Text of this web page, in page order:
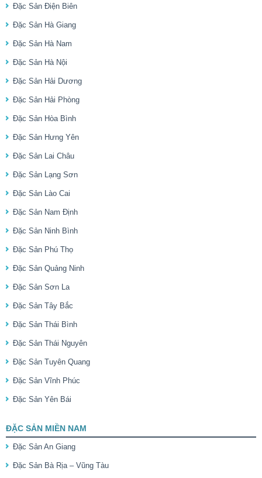
Đặc Sản Điện Biên
Đặc Sản Hà Giang
Đặc Sản Hà Nam
Đặc Sản Hà Nội
Đặc Sản Hải Dương
Đặc Sản Hải Phòng
Đặc Sản Hòa Bình
Đặc Sản Hưng Yên
Đặc Sản Lai Châu
Đặc Sản Lạng Sơn
Đặc Sản Lào Cai
Đặc Sản Nam Định
Đặc Sản Ninh Bình
Đặc Sản Phú Thọ
Đặc Sản Quảng Ninh
Đặc Sản Sơn La
Đặc Sản Tây Bắc
Đặc Sản Thái Bình
Đặc Sản Thái Nguyên
Đặc Sản Tuyên Quang
Đặc Sản Vĩnh Phúc
Đặc Sản Yên Bái
ĐẶC SẢN MIỀN NAM
Đặc Sản An Giang
Đặc Sản Bà Rịa – Vũng Tàu